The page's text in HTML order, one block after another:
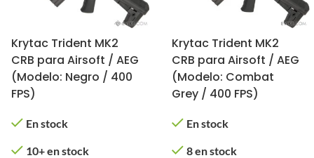
Krytac Trident MK2
CRB para Airsoft / AEG
(Modelo: Negro / 400
FPS)
En stock
10+ en stock
Krytac Trident MK2
CRB para Airsoft / AEG
(Modelo: Combat
Grey / 400 FPS)
En stock
8 en stock